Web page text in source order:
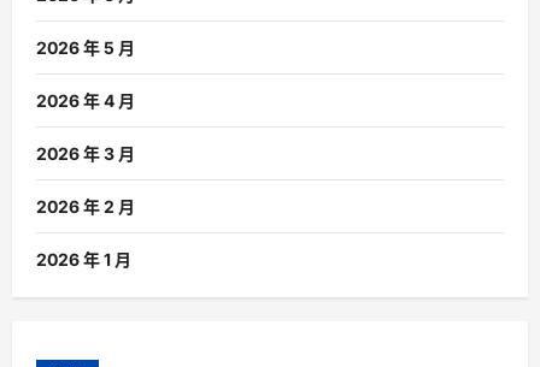
2026 年 5 月
2026 年 4 月
2026 年 3 月
2026 年 2 月
2026 年 1 月